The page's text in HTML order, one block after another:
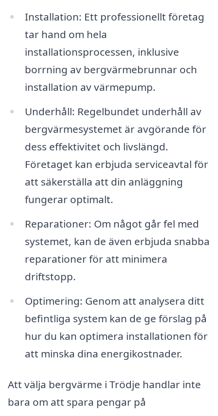
Installation: Ett professionellt företag
tar hand om hela
installationsprocessen, inklusive
borrning av bergvärmebrunnar och
installation av värmepump.
Underhåll: Regelbundet underhåll av
bergvärmesystemet är avgörande för
dess effektivitet och livslängd.
Företaget kan erbjuda serviceavtal för
att säkerställa att din anläggning
fungerar optimalt.
Reparationer: Om något går fel med
systemet, kan de även erbjuda snabba
reparationer för att minimera
driftstopp.
Optimering: Genom att analysera ditt
befintliga system kan de ge förslag på
hur du kan optimera installationen för
att minska dina energikostnader.
Att välja bergvärme i Trödje handlar inte
bara om att spara pengar på